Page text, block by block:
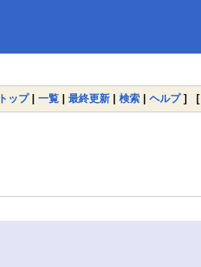
トップ| 一覧 | 最終更新 | 検索 | ヘルプ] [